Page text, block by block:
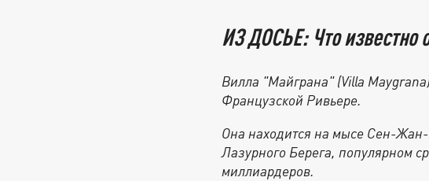
ИЗ ДОСЬЕ: Что
Вилла "Майграна" (Villa
Французской Ривьере.
Она находится на мысе Сен-
Лазурного Берега, популярном
миллиардеров.